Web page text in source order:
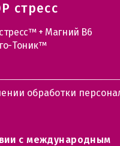
стресс
+ Магний В6
Тоник™
обработки
с международным